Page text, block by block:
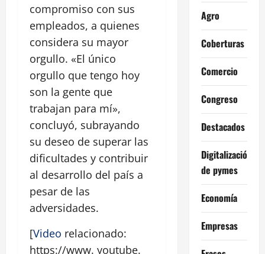
compromiso con sus
empleados, a quienes
considera su mayor
orgullo. «El único
orgullo que tengo hoy
son la gente que
trabajan para mí»,
concluyó, subrayando
su deseo de superar las
dificultades y contribuir
al desarrollo del país a
pesar de las
adversidades.
[Video relacionado:
https://www. youtube.
Agro
Coberturas
Comercio
Congreso
Destacados
Digitalización
de pymes
Economía
Empresas